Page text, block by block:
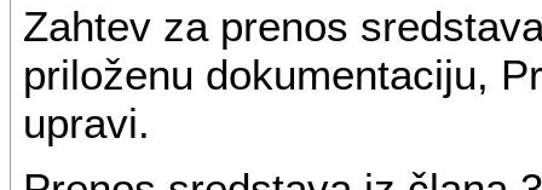
Zahtev za prenos
priloženu dokumentaciju,
upravi.